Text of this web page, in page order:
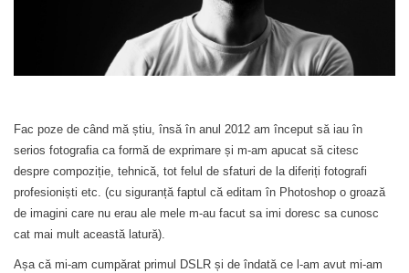
Fac poze de când mă știu, însă în anul 2012 am început să iau în
serios fotografia ca formă de exprimare și m-am apucat să citesc
despre compoziție, tehnică, tot felul de sfaturi de la diferiți fotografi
profesioniști etc. (cu siguranță faptul că editam în Photoshop o groază
de imagini care nu erau ale mele m-au facut sa imi doresc sa cunosc
cat mai mult această latură).
Așa că mi-am cumpărat primul DSLR și de îndată ce l-am avut mi-am